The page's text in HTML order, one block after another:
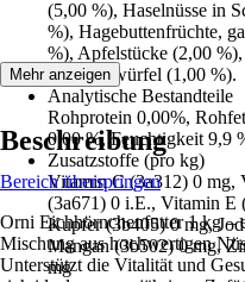
(5,00 %), Haselnüsse in
%), Hagebuttenfrüchte,
%), Apfelstücke (2,00
Karottenwürfel (1,00 %).
Analytische Bestandteile
Rohprotein 0,00%,
0,00 %, Feuchtigkeit 9,9
Zusatzstoffe (pro kg)
Vitamin C (3a312) 0 mg,
(3a671) 0 i.E., Vitamin E
Kupfer (3b405) 0 mg,
Mangan (3b502) 0 mg,
mg
Mehr anzeigen
Beschreibung
Bereich überspringen
Orni Eichhörnchenfutter 1 kg –
Mischung aus hochwertigen
Unterstützt die Vitalität und